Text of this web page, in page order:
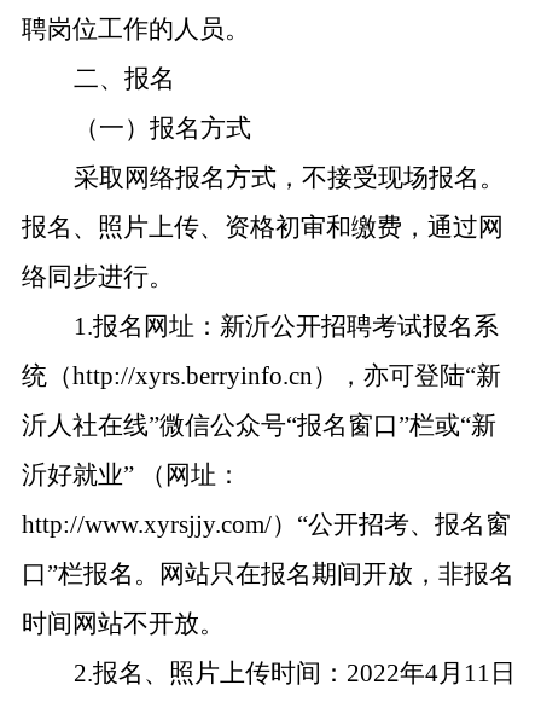
聘岗位工作的人员。
二、报名
（一）报名方式
采取网络报名方式，不接受现场报名。
报名、照片上传、资格初审和缴费，通过网
络同步进行。
1.报名网址：新沂公开招聘考试报名系
统（http://xyrs.berryinfo.cn），亦可登陆“新
沂人社在线”微信公众号“报名窗口”栏或“新
沂好就业” （网址：
http://www.xyrsjjy.com/）“公开招考、报名窗
口”栏报名。网站只在报名期间开放，非报名
时间网站不开放。
2.报名、照片上传时间：2022年4月11日